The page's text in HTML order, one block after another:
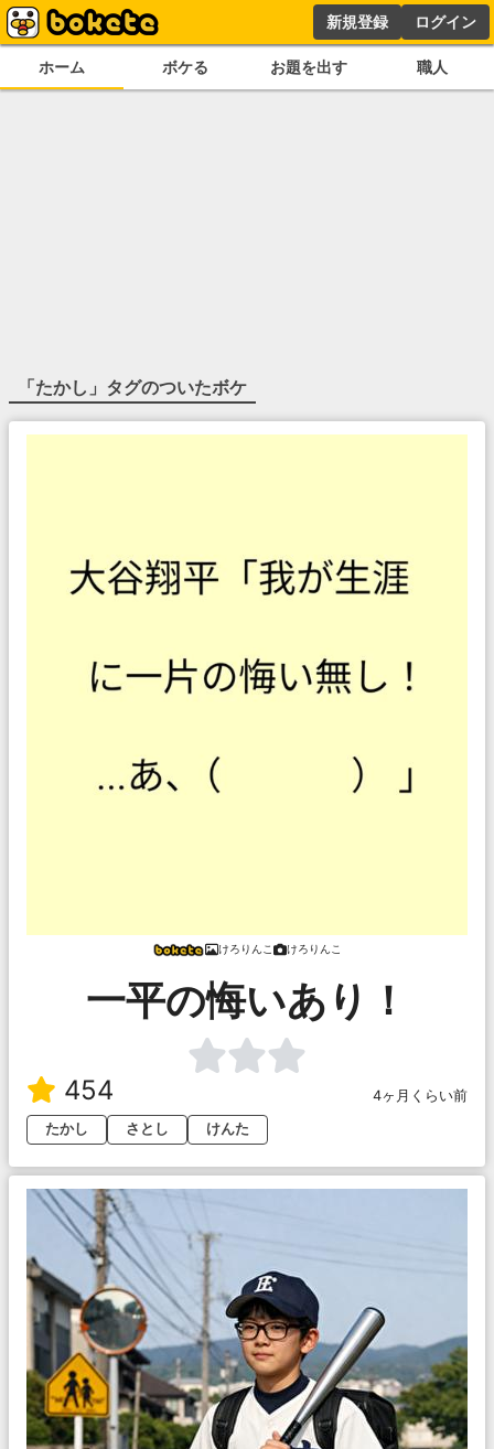
新規登録 ログイン
ホーム ボケる お題を出す 職人
「たかし 」タグのついたボケ
けろりんこ けろりんこ
一平の悔いあり！
454
4ヶ月くらい前
たかし
さとし けんた